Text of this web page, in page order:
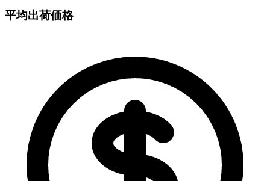
平均出荷価格